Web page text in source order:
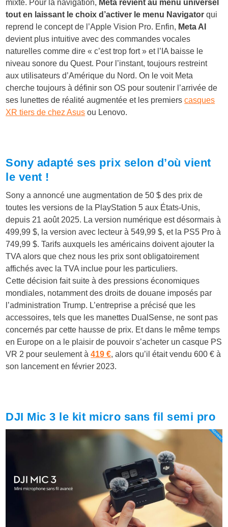
mixte. Pour la navigation, Meta revient au menu universel
tout en laissant le choix d’activer le menu Navigatorqui
reprend le concept de l’Apple Vision Pro. Enfin, Meta AI
devient plus intuitive avec des commandes vocales
naturelles comme dire « c’est trop fort » et l’IA baisse le
niveau sonore du Quest. Pour l’instant, toujours restreint
aux utilisateurs d’Amérique du Nord. On le voit Meta
cherche toujours à définir son OS pour soutenir l’arrivée de
ses lunettes de réalité augmentée et les premierscasques
XR tiers de chez Asus ou Lenovo.
Sony adapté ses prix selon d’où vient
le vent !
Sony a annoncé une augmentation de 50 $ des prix de
toutes les versions de la PlayStation 5 aux États-Unis,
depuis 21 août 2025. La version numérique est désormais à
499,99 $, la version avec lecteur à 549,99 $, et la PS5 Pro à
749,99 $. Tarifs auxquels les américains doivent ajouter la
TVA alors que chez nous les prix sont obligatoirement
affichés avec la TVA inclue pour les particuliers.
Cette décision fait suite à des pressions économiques
mondiales, notamment des droits de douane imposés par
l’administration Trump. L’entreprise a précisé que les
accessoires, tels que les manettes DualSense, ne sont pas
concernés par cette hausse de prix. Et dans le même temps
en Europe on a le plaisir de pouvoir s’acheter un casque PS
VR 2 pour seulementà419 €, alors qu’il était vendu 600 € à
son lancement en février 2023.
DJI Mic 3 le kit micro sans fil semi pro